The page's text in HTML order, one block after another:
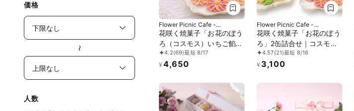
価格
〜
人数
Flower Picnic Cafe -
Hakodate-
花咲く焼菓子「お花のぼう
ろ（コスモス）いちご餡白
餡」3缶セット｜オリジナ
ル紙袋を3枚
4.2(69)最短 8/17
¥ 4,650
Flower Picnic Cafe -
Hakodate-
花咲く焼菓子「お花のぼう
ろ」2缶詰合せ｜コスモ
ス・マーガレット｜専用ク
リアケース付き｜
4.57(21)最短 8/16
¥ 3,100